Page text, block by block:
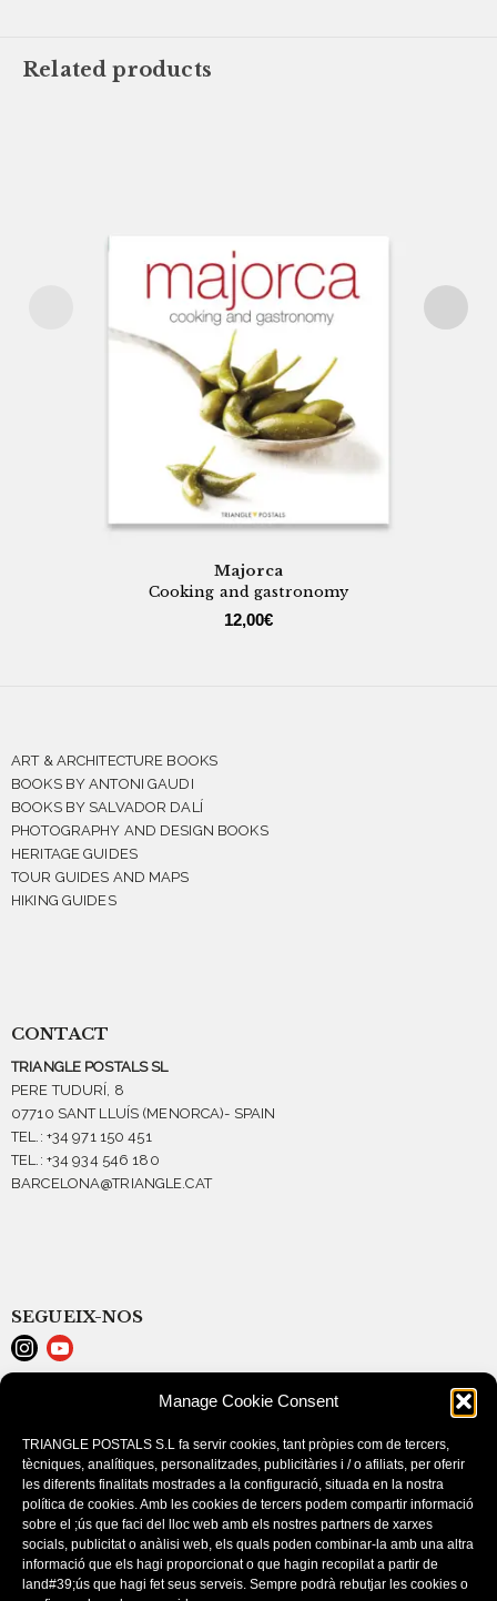
Manage Cookie Consent
TRIANGLE POSTALS S.L fa servir cookies, tant pròpies com de tercers,
tècniques, analítiques, personalitzades, publicitàries i / o afiliats, per oferir
les diferents finalitats mostrades a la configuració, situada en la nostra
política de cookies. Amb les cookies de tercers podem compartir informació
sobre el ;ús que faci del lloc web amb els nostres partners de xarxes
socials, publicitat o anàlisi web, els quals poden combinar-la amb una altra
informació que els hagi proporcionat o que hagin recopilat a partir de
land#39;ús que hagi fet seus serveis. Sempre podrà rebutjar les cookies o
Related products
Majorca
Cooking and gastronomy
12,00€
ART & ARCHITECTURE BOOKS
BOOKS BY ANTONI GAUDI
BOOKS BY SALVADOR DALÍ
PHOTOGRAPHY AND DESIGN BOOKS
HERITAGE GUIDES
TOUR GUIDES AND MAPS
HIKING GUIDES
CONTACT
TRIANGLE POSTALS SL
PERE TUDURÍ, 8
07710 SANT LLUÍS (MENORCA)- SPAIN
TEL.: +34 971 150 451
TEL.: +34 934 546 180
BARCELONA@TRIANGLE.CAT
SEGUEIX-NOS
COOKIE POLICY (EU)
PURCHASE CONDITIONS